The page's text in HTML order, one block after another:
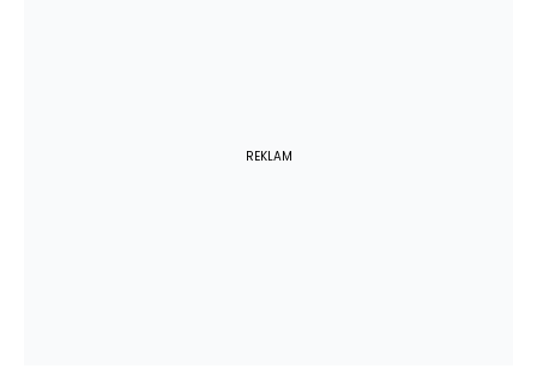
REKLAM